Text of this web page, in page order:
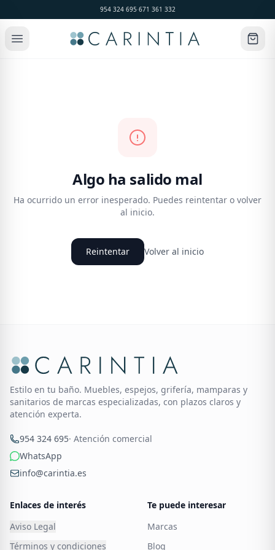
954 324 695·671 361 332
Algo ha salido mal
Ha ocurrido un error inesperado. Puedes reintentar o volver
al inicio.
Reintentar Volver al inicio
Estilo en tu baño. Muebles, espejos, grifería, mamparas y
sanitarios de marcas especializadas, con plazos claros y
atención experta.
954 324 695· Atención comercial
WhatsApp
info@carintia.es
Enlaces de interés
Aviso Legal
Términos y condiciones
Te puede interesar
Marcas
Blog